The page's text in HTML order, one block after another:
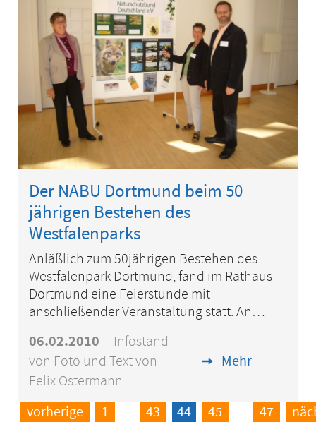
Der NABU Dortmund beim 50
jährigen Bestehen des
Westfalenparks
Anläßlich zum 50jährigen Bestehen des
Westfalenpark Dortmund, fand im Rathaus
Dortmund eine Feierstunde mit
anschließender Veranstaltung statt. An…
06.02.2010
Infostand
von Foto und Text von
Felix Ostermann
Mehr
vorherige 1 … 43 44 45 … 47